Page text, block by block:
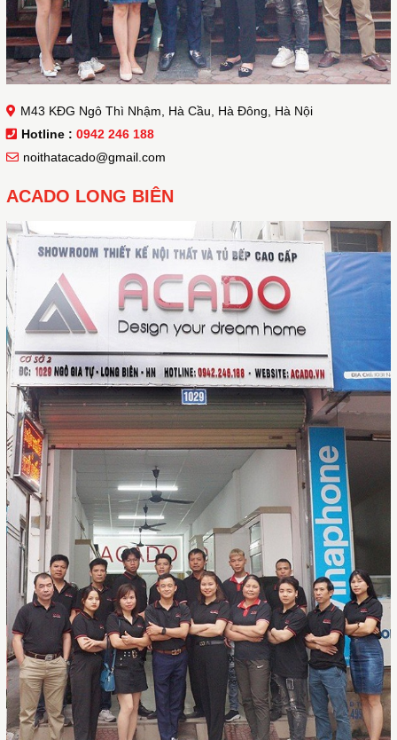
M43 KĐG Ngô Thì Nhậm, Hà Cầu, Hà Đông, Hà Nội
Hotline : 0942 246 188
noithatacado@gmail.com
ACADO LONG BIÊN